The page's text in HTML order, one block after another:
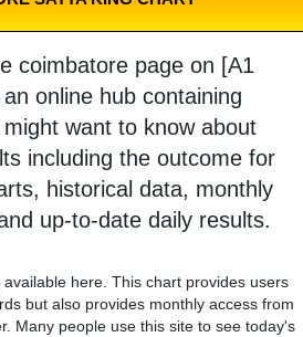
coimbatore page on [A1
online hub containing
want to know about
including the outcome for
historical data, monthly
up-to-date daily results.
here. This chart provides users
but also provides monthly access from
Many people use this site to see today's